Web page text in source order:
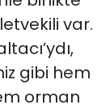
var.
gibi hem
orman